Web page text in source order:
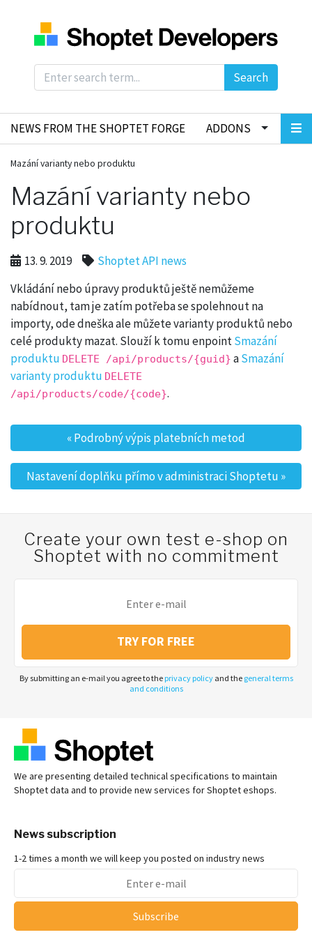
Search
NEWS FROM THE SHOPTET FORGE ADDONS
Mazání varianty nebo produktu
Mazání varianty nebo
produktu
13. 9. 2019
Shoptet API news
Vkládání nebo úpravy produktů ještě nemůžeme
nabídnout, tam je zatím potřeba se spolehnout na
importy, ode dneška ale můžete varianty produktů nebo
celé produkty mazat. Slouží k tomu enpointSmazání
produktu DELETE /api/products/{guid} aSmazání
varianty produktu DELETE
/api/products/code/{code}.
Post navigation
«Podrobný výpis platebních metod
Nastavení doplňku přímo v administraci Shoptetu »
Create your own test e-shop on
Shoptet with no commitment
TRY FOR FREE
By submitting an e-mail you agree to the privacy policyand the general terms
and conditions
We are presenting detailed technical specifications to maintain
Shoptet data and to provide new services for Shoptet eshops.
News subscription
1-2 times a month we will keep you posted on industry news
Subscribe